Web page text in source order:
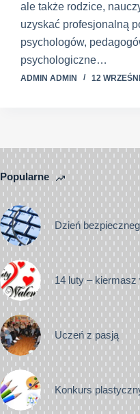
ale także rodzice,
uzyskać profesjonalną
psychologów,
psychologiczne…
ADMIN ADMIN 12
Popularne
Dzień
14 luty –
Uczeń z pasją
Konkurs